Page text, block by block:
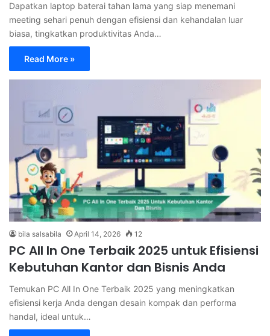
Dapatkan laptop baterai tahan lama yang siap menemani
meeting sehari penuh dengan efisiensi dan kehandalan luar
biasa, tingkatkan produktivitas Anda…
Read More »
bila salsabila April 14, 2026 12
PC All In One Terbaik 2025 untuk Efisiensi
Kebutuhan Kantor dan Bisnis Anda
Temukan PC All In One Terbaik 2025 yang meningkatkan
efisiensi kerja Anda dengan desain kompak dan performa
handal, ideal untuk…